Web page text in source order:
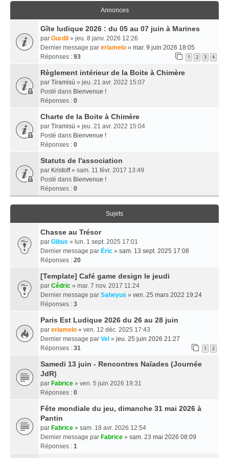
Annonces
Gîte ludique 2026 : du 05 au 07 juin à Marines
par Gurdil » jeu. 8 janv. 2026 12:26
Dernier message par eriamelo » mar. 9 juin 2026 18:05
Réponses : 93 1 2 3 4
Règlement intérieur de la Boite à Chimère
par Tiramisù » jeu. 21 avr. 2022 15:07
Posté dans Bienvenue !
Réponses : 0
Charte de la Boite à Chimère
par Tiramisù » jeu. 21 avr. 2022 15:04
Posté dans Bienvenue !
Réponses : 0
Statuts de l'association
par Kristoff» sam. 11 févr. 2017 13:49
Posté dans Bienvenue !
Réponses : 0
Sujets
Chasse au Trésor
par Gibus » lun. 1 sept. 2025 17:01
Dernier message par Éric » sam. 13 sept. 2025 17:08
Réponses : 20
[Template] Café game design le jeudi
par Cédric » mar. 7 nov. 2017 11:24
Dernier message par Saheyus » ven. 25 mars 2022 19:24
Réponses : 3
Paris Est Ludique 2026 du 26 au 28 juin
par eriamelo » ven. 12 déc. 2025 17:43
Dernier message par Vel » jeu. 25 juin 2026 21:27
Réponses : 31 1 2
Samedi 13 juin - Rencontres Naïades (Journée
JdR)
par Fabrice » ven. 5 juin 2026 19:31
Réponses : 0
Fête mondiale du jeu, dimanche 31 mai 2026 à
Pantin
par Fabrice » sam. 18 avr. 2026 12:54
Dernier message par Fabrice » sam. 23 mai 2026 08:09
Réponses : 1